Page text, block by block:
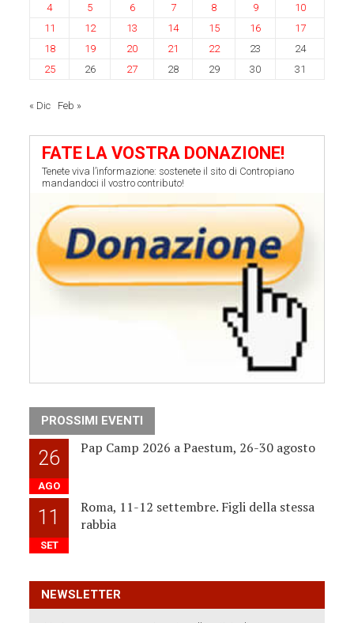
4
5 6 7 8 9
10
11
12 13 14 15 16
17
18
19 20 21 22 23
24
25
26 27 28 29 30 31
« Dic Feb »
FATE LA VOSTRA DONAZIONE!
Tenete viva l’informazione: sostenete il sito di Contropiano
mandandoci il vostro contributo!
PROSSIMI EVENTI
26
AGO
Pap Camp 2026 a Paestum, 26-30 agosto
11
SET
Roma, 11-12 settembre. Figli della stessa
rabbia
NEWSLETTER